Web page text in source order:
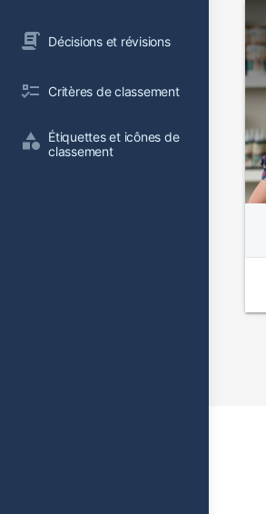
Décisions et révisions
Critères de classement
Étiquettes et icônes de
classement